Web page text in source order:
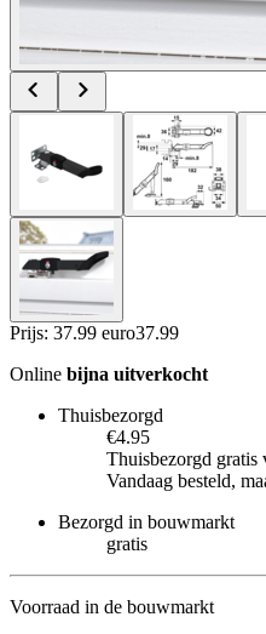
Prijs: 37.99 euro37.99
Online bijna uitverkocht
Thuisbezorgd
€4.95
Thuisbezorgd gratis
Vandaag besteld,
Bezorgd in bouwmarkt
gratis
Voorraad in de bouwmarkt